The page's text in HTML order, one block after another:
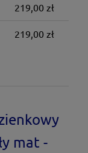
219,00 zł
219,00 zł
mat -